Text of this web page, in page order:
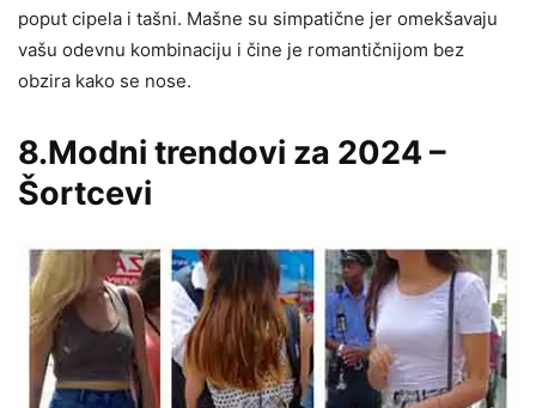
poput cipela i tašni. Mašne su simpatične jer omekšavaju
vašu odevnu kombinaciju i čine je romantičnijom bez
obzira kako se nose.
8.Modni trendovi za 2024 –
Šortcevi